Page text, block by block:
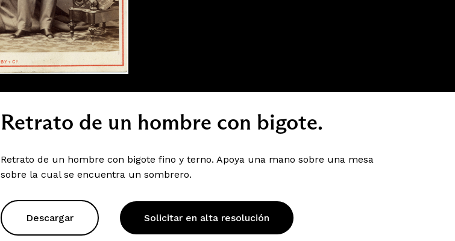
Retrato de un hombre con bigote.
Retrato de un hombre con bigote fino y terno. Apoya una mano sobre una mesa
sobre la cual se encuentra un sombrero.
Descargar Solicitar en alta resolución